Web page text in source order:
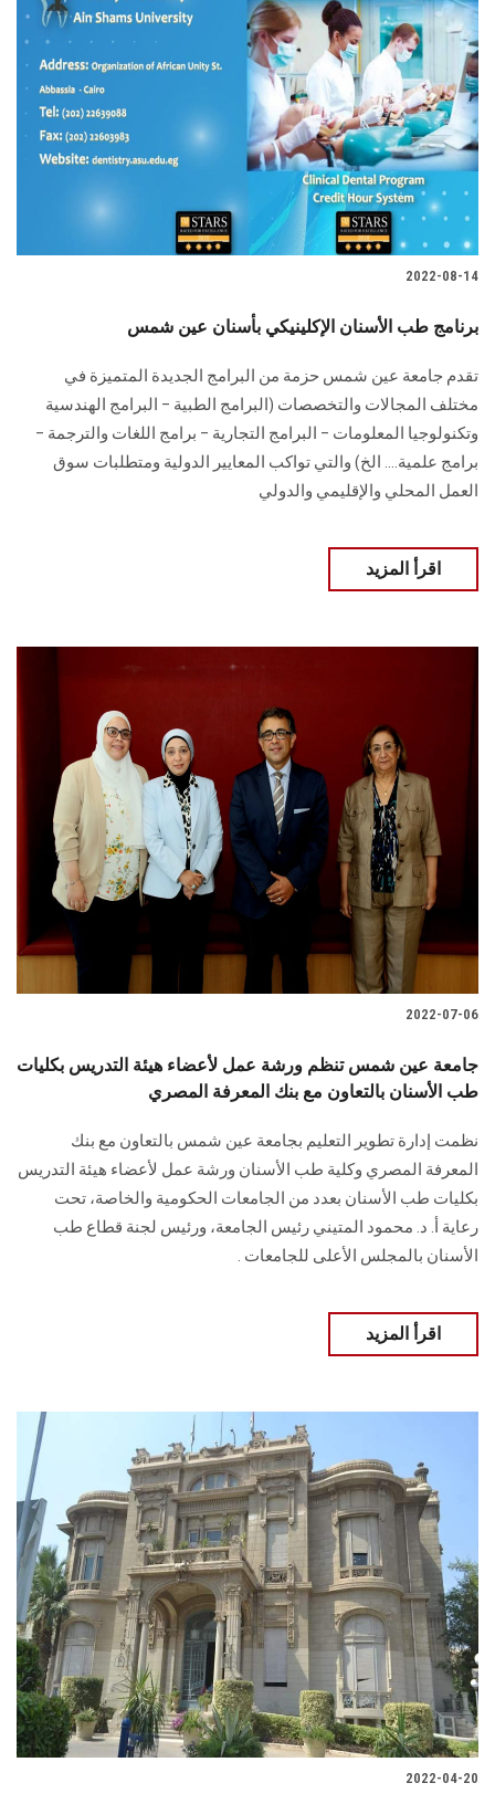
2022-08-14
برنامج طب الأسنان الإكلينيكي بأسنان عين شمس
تقدم جامعة عين شمس حزمة من البرامج الجديدة المتميزة في
مختلف المجالات والتخصصات (البرامج الطبية – البرامج الهندسية
وتكنولوجيا المعلومات – البرامج التجارية – برامج اللغات والترجمة –
برامج علمية.... الخ) والتي تواكب المعايير الدولية ومتطلبات سوق
العمل المحلي والإقليمي والدولي
اقرأ المزيد
2022-07-06
جامعة عين شمس تنظم ورشة عمل لأعضاء هيئة التدريس بكليات
طب الأسنان بالتعاون مع بنك المعرفة المصري
نظمت إدارة تطوير التعليم بجامعة عين شمس بالتعاون مع بنك
المعرفة المصري وكلية طب الأسنان ورشة عمل لأعضاء هيئة التدريس
بكليات طب الأسنان بعدد من الجامعات الحكومية والخاصة، تحت
رعاية أ. د. محمود المتيني رئيس الجامعة، ورئيس لجنة قطاع طب
الأسنان بالمجلس الأعلى للجامعات .
اقرأ المزيد
2022-04-20